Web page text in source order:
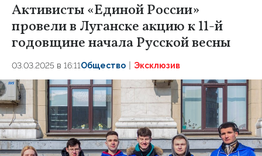
Активисты «Единой России»
провели в Луганске акцию к 11-й
годовщине начала Русской весны
03.03.2025 в 16:11Общество Эксклюзив